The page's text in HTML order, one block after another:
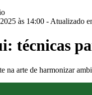
às 14:00 - Atualizado
técnicas
na arte de harmonizar